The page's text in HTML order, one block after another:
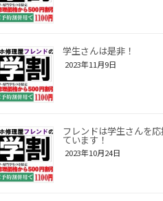
学生さんは是非！
2023年11月9日
フレンドは学生さんを応
ています！
2023年10月24日